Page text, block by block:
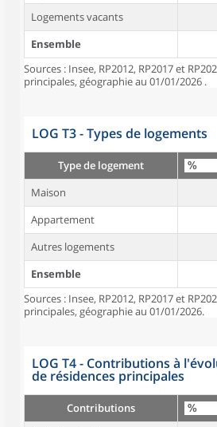
Logements vacants
Ensemble
Sources : Insee, RP2012, RP2017 et
principales, géographie au 01/01/2026 .
LOG T3 - Types de logements
Type de logement
Maison
Appartement
Autres logements
Ensemble
Sources : Insee, RP2012, RP2017 et
principales, géographie au 01/01/2026.
LOG T4 - Contributions à
de résidences principales
Contributions